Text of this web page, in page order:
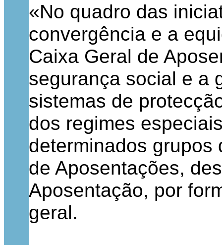
«No quadro das
convergência e a
Caixa Geral de
segurança social e a
sistemas de
dos regimes
determinados grupos
de Aposentações,
Aposentação, por
geral.